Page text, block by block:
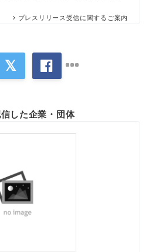
プレスリリース受信に関するご案内
した企業・団体